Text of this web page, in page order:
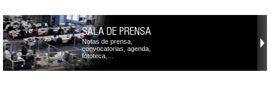
SALA DE PRENSA
Notas de prensa,
convocatorias, agenda,
fototeca,…